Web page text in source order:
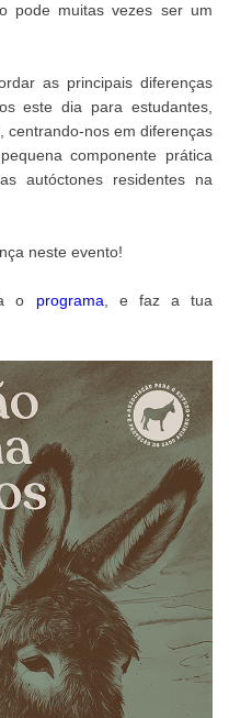
pode muitas vezes ser um
as principais diferenças
este dia para estudantes,
centrando-nos em diferenças
componente prática
autóctones residentes na
neste evento!
o programa , e faz a tua